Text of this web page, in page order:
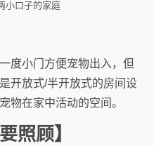
小口子的家庭
度小门方便宠物出入，但
开放式/半开放式的房间设
物在家中活动的空间。
照顾】